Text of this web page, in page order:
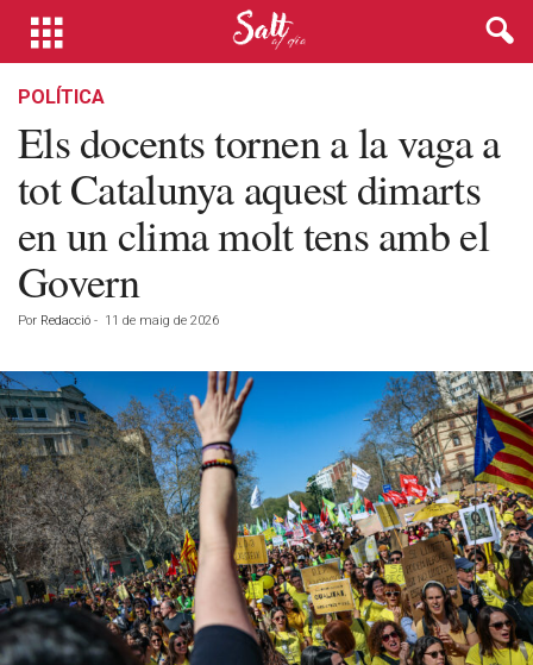
POLÍTICA
Els docents tornen a la vaga a
tot Catalunya aquest dimarts
en un clima molt tens amb el
Govern
Por Redacció - 11 de maig de 2026